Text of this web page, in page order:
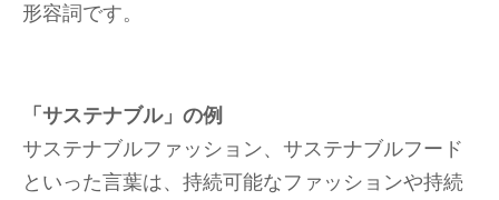
形容詞です。
「サステナブル」の例
サステナブルファッション、サステナブルフード
といった言葉は、持続可能なファッションや持続